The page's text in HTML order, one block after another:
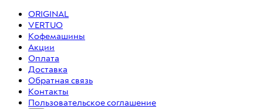
ORIGINAL
VERTUO
Кофемашины
Акции
Оплата
Доставка
Обратная связь
Контакты
Пользовательское соглашение